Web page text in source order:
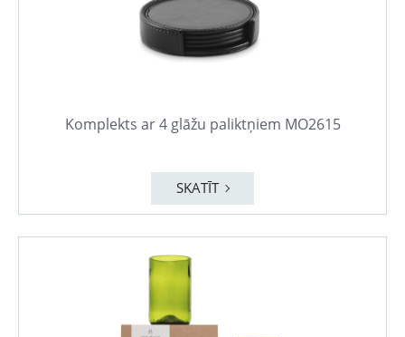
Komplekts ar 4 glāžu paliktņiem MO2615
SKATĪT